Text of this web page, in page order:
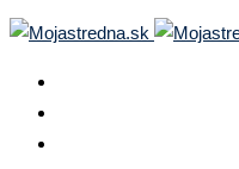
Skip